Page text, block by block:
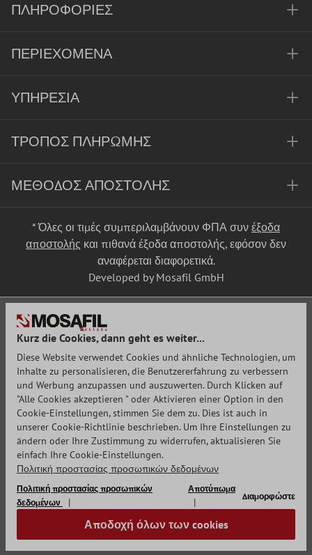
ΠΛΗΡΟΦΟΡΊΕΣ
ΠΕΡΙΕΧΌΜΕΝΑ
ΥΠΗΡΕΣΊΑ
ΤΡΌΠΟΣ ΠΛΗΡΩΜΉΣ
ΜΈΘΟΔΟΣ ΑΠΟΣΤΟΛΉΣ
* Όλες οι τιμές συμπεριλαμβάνουν ΦΠΑ συν έξοδα
αποστολής και πιθανά έξοδα αποστολής, εφόσον δεν
αναφέρεται διαφορετικά.
Developed by Mosafil GmbH
Kurz die Cookies, dann geht es weiter...
Diese Website verwendet Cookies und ähnliche Technologien, um
Inhalte zu personalisieren, die Benutzererfahrung zu verbessern
und Werbung anzupassen und auszuwerten. Durch Klicken auf
"Alle Cookies akzeptieren " oder Aktivieren einer Option in den
Cookie-Einstellungen, stimmen Sie dem zu. Dies ist auch in
unserer Cookie-Richtlinie beschrieben. Um Ihre Einstellungen zu
ändern oder Ihre Zustimmung zu widerrufen, aktualisieren Sie
einfach Ihre Cookie-Einstellungen.
Πολιτική προστασίας προσωπικών δεδομένων
Πολιτική προστασίας προσωπικών
δεδομένων
Αποτύπωμα
Διαμορφώστε
Αποδοχή όλων των cookies